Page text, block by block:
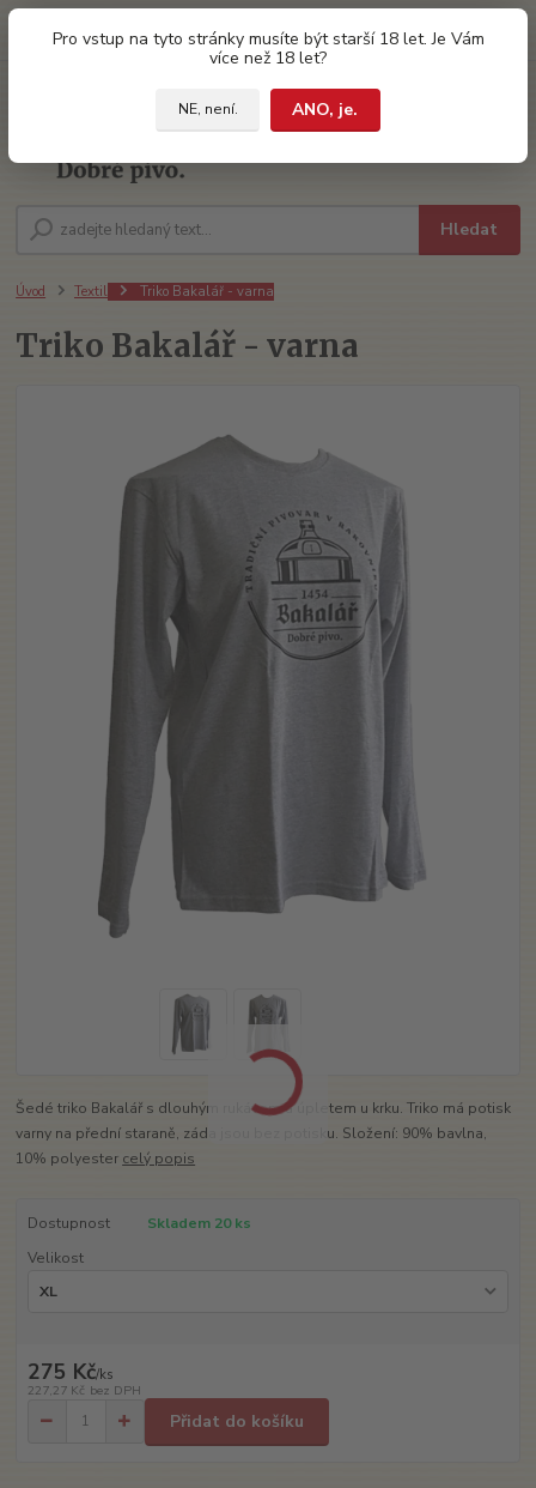
Pro vstup na tyto stránky musíte být starší 18 let. Je Vám
více než 18 let?
NE, není.
ANO, je.
Hledat
za0 Kč
Úvod Textil Triko Bakalář - varna
Triko Bakalář - varna
Šedé triko Bakalář s dlouhým rukávem a úpletem u krku. Triko má potisk
varny na přední staraně, záda jsou bez potisku. Složení: 90% bavlna,
10% polyester celý popis
Dostupnost
Skladem 20 ks
Velikost
275 Kč/ks
227,27 Kč bez DPH
Přidat do košíku